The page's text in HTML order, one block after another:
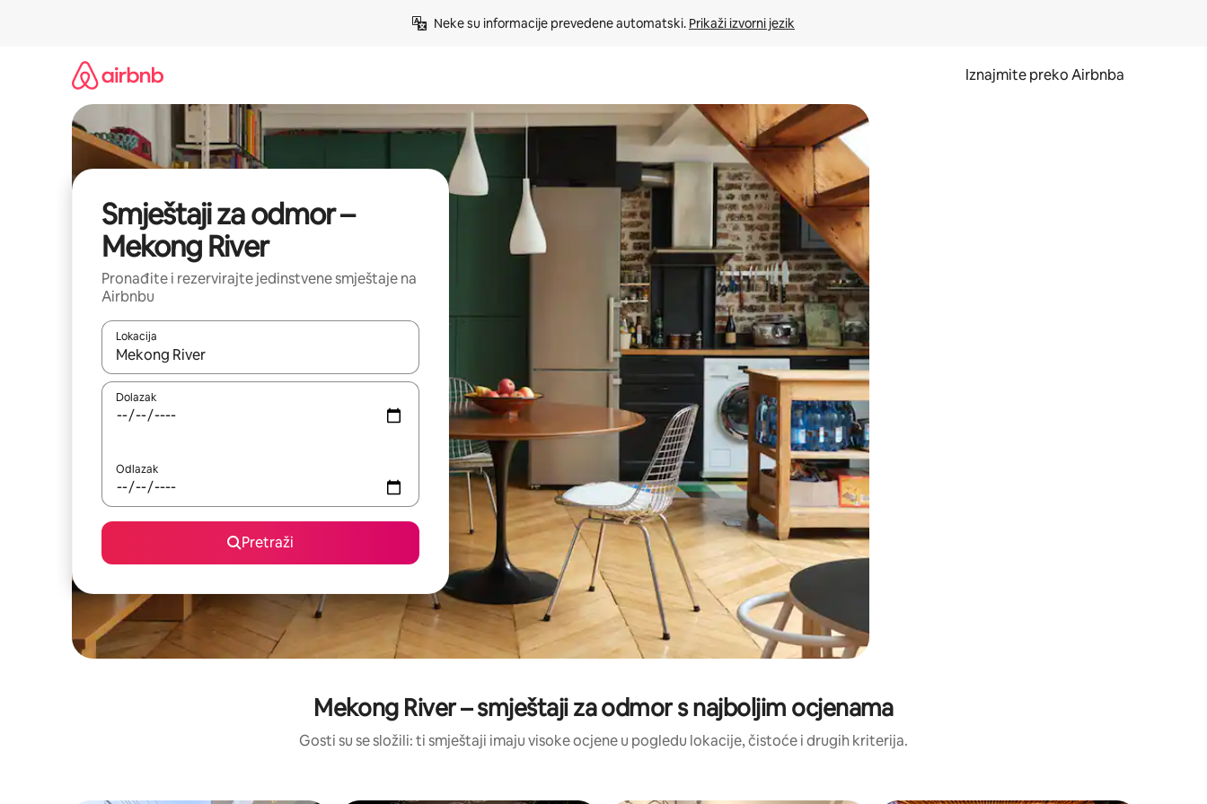
Neke su informacije prevedene automatski. Prikaži izvorni jezik
Iznajmite preko Airbnba
Smještaji za odmor –
Mekong River
Pronađite i rezervirajte jedinstvene smještaje na
Airbnbu
Lokacija
Kada budu dostupni rezultati, moći ćete ih pregledati koristeći se strelicama prema gore i prema dolje, kao i dodirom ili prelaskom prstom po zaslonu.
Dolazak
Odlazak
Pretraži
Mekong River – smještaji za odmor s najboljim ocjenama
Gosti su se složili: ti smještaji imaju visoke ocjene u pogledu lokacije, čistoće i drugih kriterija.